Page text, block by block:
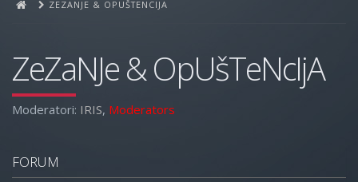
ZEZANJE & OPUŠTENCIJA
ZeZaNJe & OpUšTeNcIjA
Moderatori: IRIS, Moderators
FORUM